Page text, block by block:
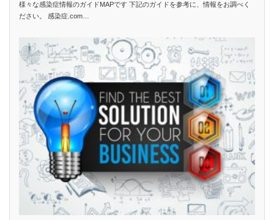
様々な感染症情報のガイドMAPです 下記のガイドを参考に、情報をお調べく
ださい。 感染症.com…